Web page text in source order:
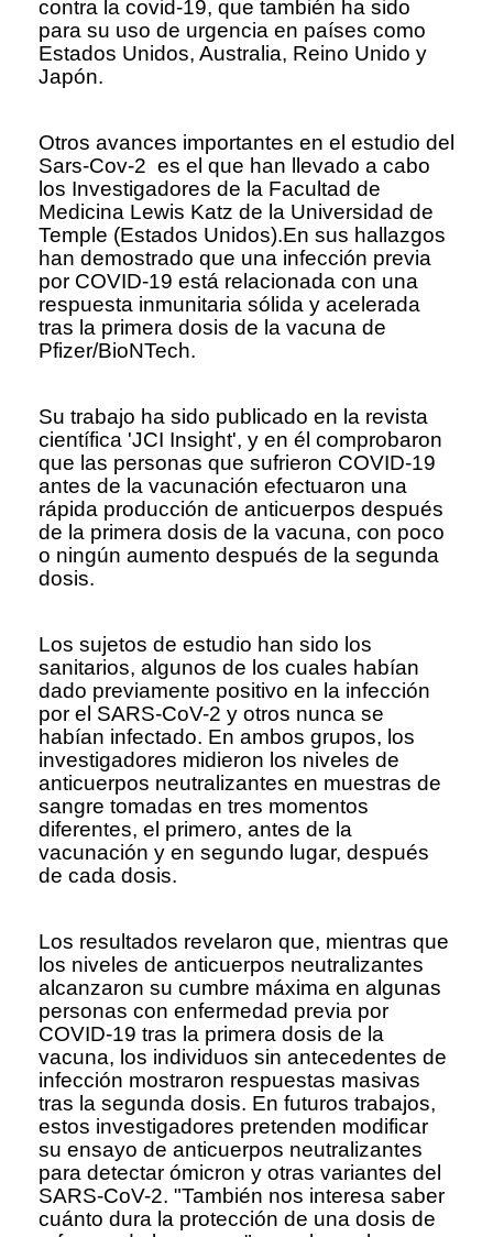
contra la covid-19, que también ha sido
para su uso de urgencia en países como
Estados Unidos, Australia, Reino Unido y
Japón.
Otros avances importantes en el estudio del
Sars-Cov-2 es el que han llevado a cabo
los Investigadores de la Facultad de
Medicina Lewis Katz de la Universidad de
Temple (Estados Unidos).En sus hallazgos
han demostrado que una infección previa
por COVID-19 está relacionada con una
respuesta inmunitaria sólida y acelerada
tras la primera dosis de la vacuna de
Pfizer/BioNTech.
Su trabajo ha sido publicado en la revista
científica 'JCI Insight', y en él comprobaron
que las personas que sufrieron COVID-19
antes de la vacunación efectuaron una
rápida producción de anticuerpos después
de la primera dosis de la vacuna, con poco
o ningún aumento después de la segunda
dosis.
Los sujetos de estudio han sido los
sanitarios, algunos de los cuales habían
dado previamente positivo en la infección
por el SARS-CoV-2 y otros nunca se
habían infectado. En ambos grupos, los
investigadores midieron los niveles de
anticuerpos neutralizantes en muestras de
sangre tomadas en tres momentos
diferentes, el primero, antes de la
vacunación y en segundo lugar, después
de cada dosis.
Los resultados revelaron que, mientras que
los niveles de anticuerpos neutralizantes
alcanzaron su cumbre máxima en algunas
personas con enfermedad previa por
COVID-19 tras la primera dosis de la
vacuna, los individuos sin antecedentes de
infección mostraron respuestas masivas
tras la segunda dosis. En futuros trabajos,
estos investigadores pretenden modificar
su ensayo de anticuerpos neutralizantes
para detectar ómicron y otras variantes del
SARS-CoV-2. "También nos interesa saber
cuánto dura la protección de una dosis de